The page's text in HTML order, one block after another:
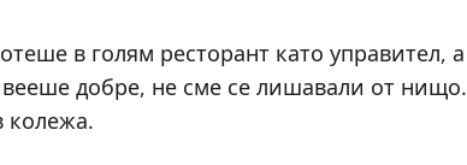
в голям ресторант като управител, а
добре, не сме се лишавали от нищо.
колежа.